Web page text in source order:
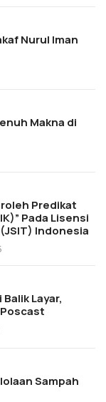
Nurul Iman
Makna di
Predikat
Pada Lisensi
Indonesia
Layar,
Sampah